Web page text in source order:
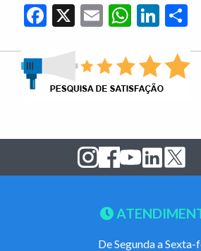
Facebook
X Email
De Segunda a Sexta-